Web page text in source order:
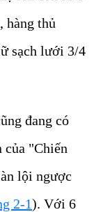
hàng thủ
sạch lưới 3/4
đang có
của "Chiến
lội ngược
2-1). Với 6